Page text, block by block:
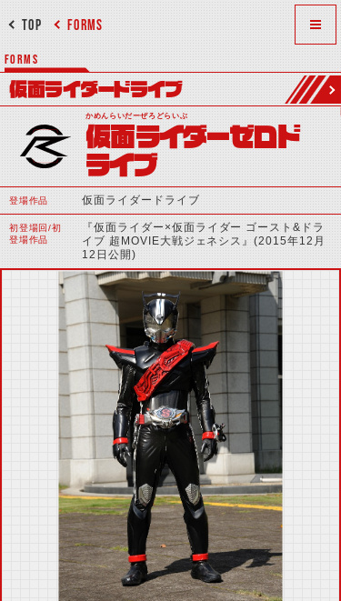
FORMS
TOP
FORMS
仮面ライダードライブ
かめんらいだーぜろどらいぶ
仮面ライダーゼロド
ライブ
登場作品 仮面ライダードライブ
初登場回/初
登場作品
『仮面ライダー×仮面ライダー ゴースト&ドラ
イブ 超MOVIE大戦ジェネシス』(2015年12月
12日公開)